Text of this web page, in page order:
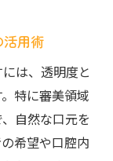
用術
は、透明度と
特に審美領域
自然な口元を
希望や口腔内